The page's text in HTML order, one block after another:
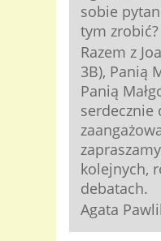
sobie
tym zrobić?
Razem z
3B), Panią
Panią
serdecznie
kolejnych,
debatach.
Agata